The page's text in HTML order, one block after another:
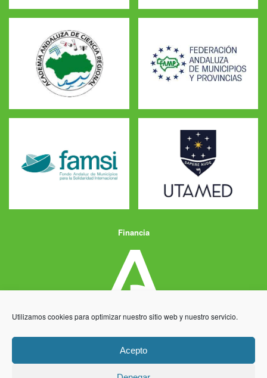
Utilizamos cookies para optimizar nuestro sitio web y nuestro servicio.
Acepto
Financia